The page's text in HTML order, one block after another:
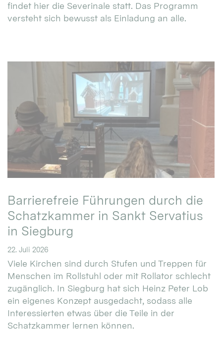
findet hier die Severinale statt. Das Programm
versteht sich bewusst als Einladung an alle.
Barrierefreie Führungen durch die
Schatzkammer in Sankt Servatius
in Siegburg
22. Juli 2026
Viele Kirchen sind durch Stufen und Treppen für
Menschen im Rollstuhl oder mit Rollator schlecht
zugänglich. In Siegburg hat sich Heinz Peter Lob
ein eigenes Konzept ausgedacht, sodass alle
Interessierten etwas über die Teile in der
Schatzkammer lernen können.